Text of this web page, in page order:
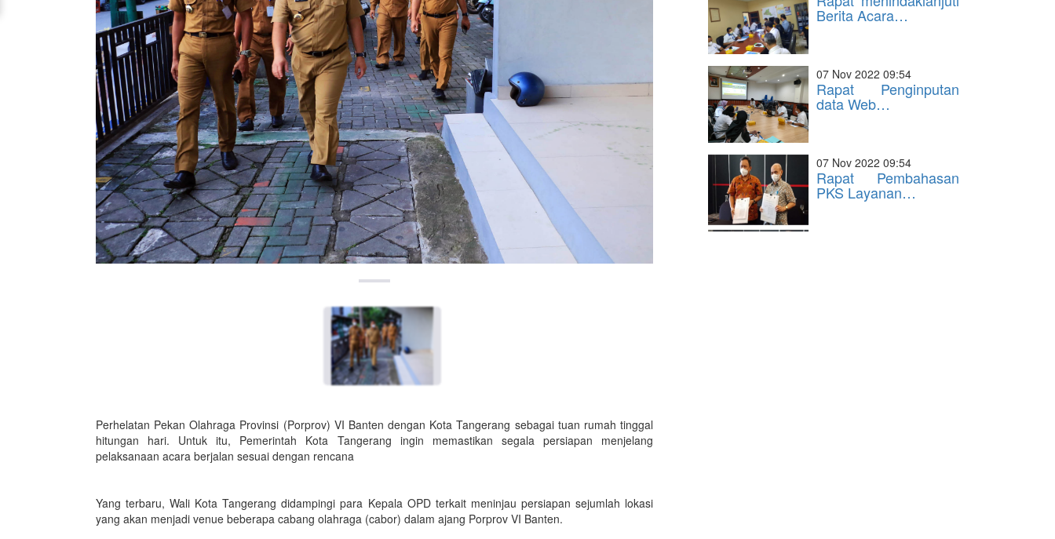
Perhelatan Pekan Olahraga Provinsi (Porprov) VI Banten dengan Kota Tangerang sebagai tuan rumah tinggal
hitungan hari. Untuk itu, Pemerintah Kota Tangerang ingin memastikan segala persiapan menjelang
pelaksanaan acara berjalan sesuai dengan rencana
Yang terbaru, Wali Kota Tangerang didampingi para Kepala OPD terkait meninjau persiapan sejumlah lokasi
yang akan menjadi venue beberapa cabang olahraga (cabor) dalam ajang Porprov VI Banten.
Berita Acara…
07 Nov 2022 09:54
Rapat Penginputan
data Web…
07 Nov 2022 09:54
Rapat Pembahasan
PKS Layanan…